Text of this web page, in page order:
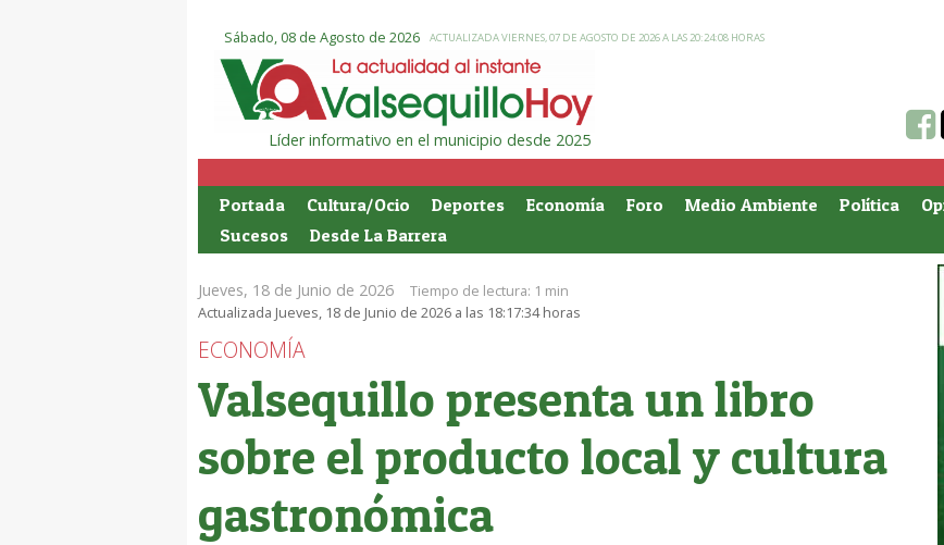
Sábado, 08 de Agosto de 2026 ACTUALIZADA VIERNES, 07 DE AGOSTO DE 2026 A LAS 20:24:08 HORAS
Líder informativo en el municipio desde 2025
Portada Cultura/Ocio Deportes Economía Foro Medio Ambiente Política
Sucesos
Desde La Barrera
Jueves, 18 de Junio de 2026 Tiempo de lectura: 1 min
Actualizada Jueves, 18 de Junio de 2026 a las 18:17:34 horas
ECONOMÍA
Valsequillo presenta un libro
sobre el producto local y cultura
gastronómica